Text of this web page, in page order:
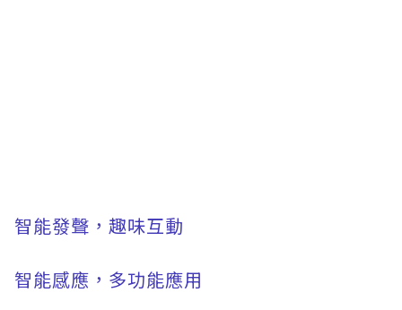
智能發聲，趣味互動
智能感應，多功能應用